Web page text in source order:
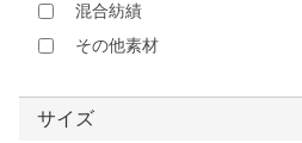
シーバイクロエ｜See by Chloe
スノーピーク｜snow peak
ハイマウント｜HIGHMOUNT
混合紡績
その他素材
サイズ